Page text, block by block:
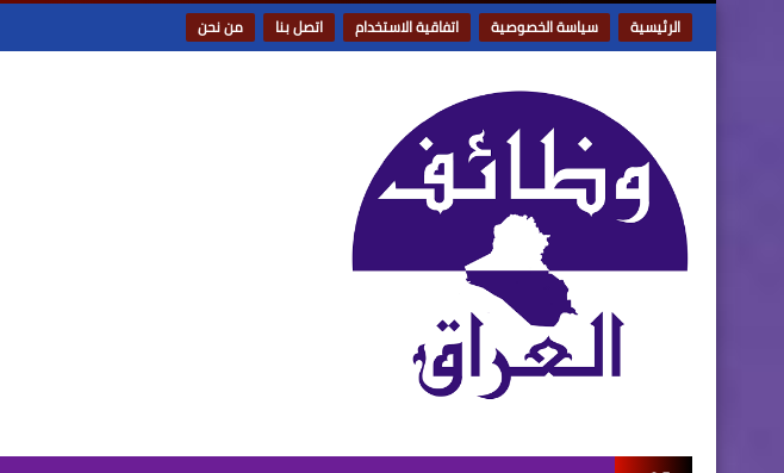
الرئيسية سياسة الخصوصية اتفاقية الاستخدام اتصل بنا من نحن